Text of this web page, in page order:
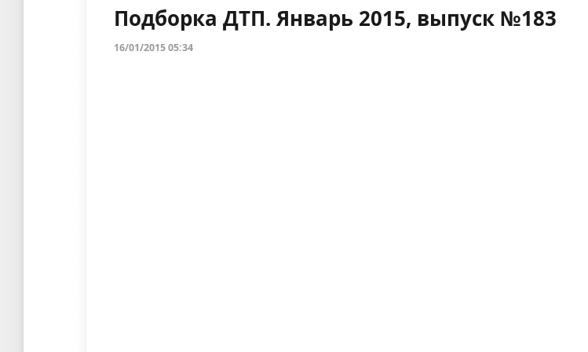
Подборка ДТП. Январь 2015, выпуск №183
16/01/2015 05:34